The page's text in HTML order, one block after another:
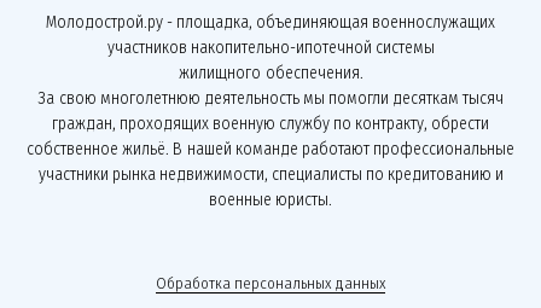
Молодострой.ру - площадка, объединяющая военнослужащих
участников накопительно-ипотечной системы
жилищного обеспечения.
За свою многолетнюю деятельность мы помогли десяткам тысяч
граждан, проходящих военную службу по контракту, обрести
собственное жильё. В нашей команде работают профессиональные
участники рынка недвижимости, специалисты по кредитованию и
военные юристы.
Обработка персональных данных